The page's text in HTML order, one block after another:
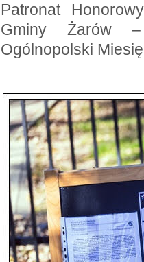
Patronat
Gminy Żarów –
Ogólnopolski